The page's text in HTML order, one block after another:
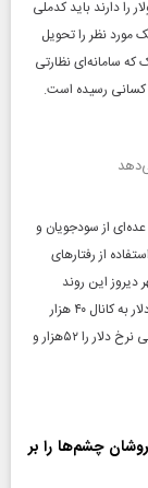
را دارند باید کدملی
مورد نظر را تحویل
که سامانه‌ای نظارتی
کسانی رسیده است.
از سودجویان و
از رفتارهای
دیروز این روند
کاهشی آغاز شد و پیش‌بینی می‌شود تا روزهای آینده مجددا دلار به کانال ۴۰ هزار
تومان وارد شود. دیروز در بازار غیررسمی برخی کانال‌های تلگرامی نرخ دلار را‌‌‌‌‌‌‌‌‌‌‌‌‌‌‌‌‌‌‌‌‌‌‌‌‌‌‌‌‌ ۵۲هزار و
چشم‌ها را بر